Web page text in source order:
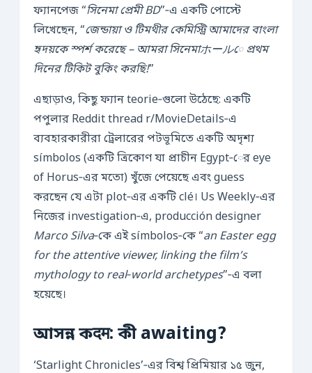
ফ্যানপেজ “সিনেমা প্রেমী BD”‑এ একটি পোস্টে
লিখেছেন, “জেন্ডায়া ও টিমথীর কেমিস্ট্রি আমাদের বাংলা
হৃদয়কে স্পর্শ করেছে – আমরা সিনেমাホールে প্রথম
দিনের টিকিট বুকিং করছি!”
এছাড়াও, কিছু ফ্যান teorie‑গুলো উঠেছে: একটি
পপুলার Reddit thread r/MovieDetails‑এ
ব্যবহারকারীরা ট্রেলারের পটভূমিতে একটি অদৃশ্য
símbolos (একটি ত্রিকোণ যা প্রাচীন Egypt‑ের eye
of Horus‑এর মতো) খুঁজে পেয়েছে এবং guess
করছেন যে এটা plot‑এর একটি clé। Us Weekly‑এর
নিজের investigation‑এ, producción designer
Marco Silva‑কে এই símbolos‑কে “an Easter egg
for the attentive viewer, linking the film’s
mythology to real‑world archetypes”‑এ বলা
হয়েছে।
আসন্ন কदम: কী awaiting?
‘Starlight Chronicles’‑এর বিশ্ব প্রিমিয়ার ১৫ জুন,